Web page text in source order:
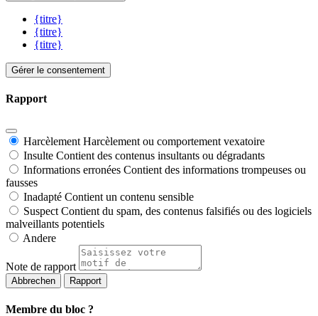
{titre}
{titre}
{titre}
Gérer le consentement
Rapport
Harcèlement Harcèlement ou comportement vexatoire
Insulte Contient des contenus insultants ou dégradants
Informations erronées Contient des informations trompeuses ou
fausses
Inadapté Contient un contenu sensible
Suspect Contient du spam, des contenus falsifiés ou des logiciels
malveillants potentiels
Andere
Note de rapport
Rapport
Membre du bloc ?